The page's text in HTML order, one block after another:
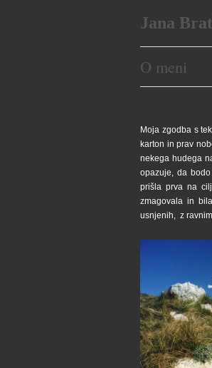
Jana
O meni
Moja zgodba s
karton in prav
nekega hudega
opazuje, da
prišla prva na
zmagovala in
usnjenih, z